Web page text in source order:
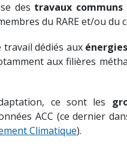
des travaux communs
du RARE et/ou du
dédiés aux
aux filières
ce sont les
ACC (ce dernier
Climatique).